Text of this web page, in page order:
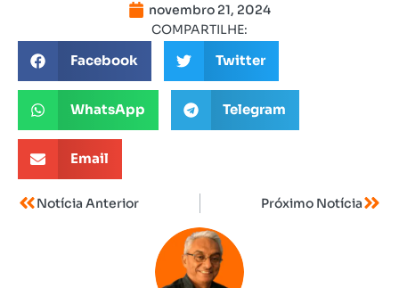
novembro 21, 2024
COMPARTILHE:
Facebook Twitter
WhatsApp Telegram
Email
Notícia Anterior Próximo Notícia